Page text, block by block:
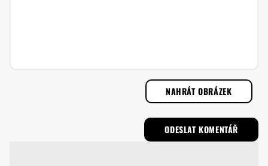
NAHRÁT OBRÁZEK